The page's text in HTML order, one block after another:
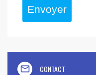
Envoyer
mail_outline CONTACT